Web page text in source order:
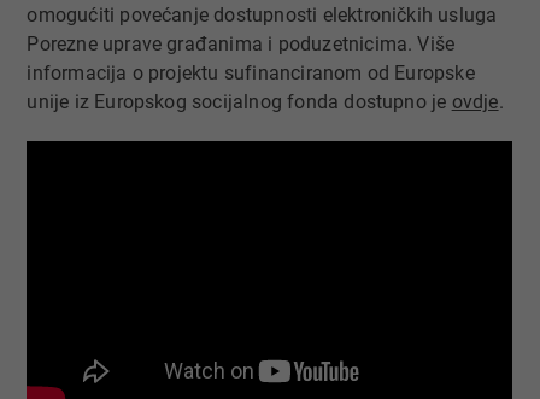
omogućiti povećanje dostupnosti elektroničkih usluga
Porezne uprave građanima i poduzetnicima. Više
informacija o projektu sufinanciranom od Europske
unije iz Europskog socijalnog fonda dostupno je ovdje.